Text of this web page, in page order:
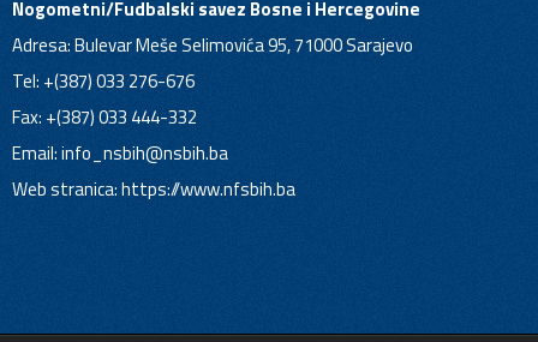
Nogometni/Fudbalski savez Bosne i Hercegovine
Adresa: Bulevar Meše Selimovića 95, 71000 Sarajevo
Tel: +(387) 033 276-676
Fax: +(387) 033 444-332
Email:info_nsbih@nsbih.ba
Web stranica: https://www.nfsbih.ba